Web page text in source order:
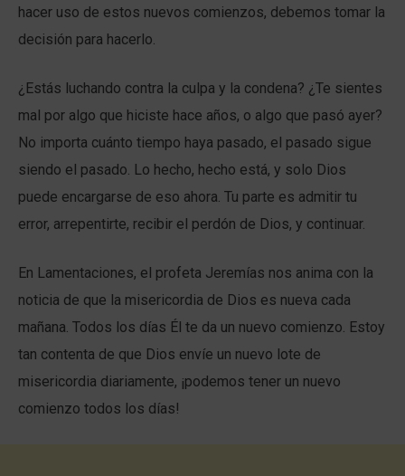
hacer uso de estos nuevos comienzos, debemos tomar la
decisión para hacerlo.
¿Estás luchando contra la culpa y la condena? ¿Te sientes
mal por algo que hiciste hace años, o algo que pasó ayer?
No importa cuánto tiempo haya pasado, el pasado sigue
siendo el pasado. Lo hecho, hecho está, y solo Dios
puede encargarse de eso ahora. Tu parte es admitir tu
error, arrepentirte, recibir el perdón de Dios, y continuar.
En Lamentaciones, el profeta Jeremías nos anima con la
noticia de que la misericordia de Dios es nueva cada
mañana. Todos los días Él te da un nuevo comienzo. Estoy
tan contenta de que Dios envíe un nuevo lote de
misericordia diariamente, ¡podemos tener un nuevo
comienzo todos los días!